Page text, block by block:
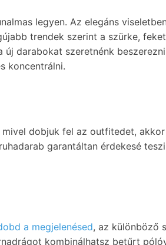
legyen. Az elegáns
trendek szerint a szürke,
darabokat szeretnénk
koncentrálni.
dobjuk fel az outfitedet,
garantáltan érdekesé
a megjelenésed, az különböző
kombinálhatsz betűrt